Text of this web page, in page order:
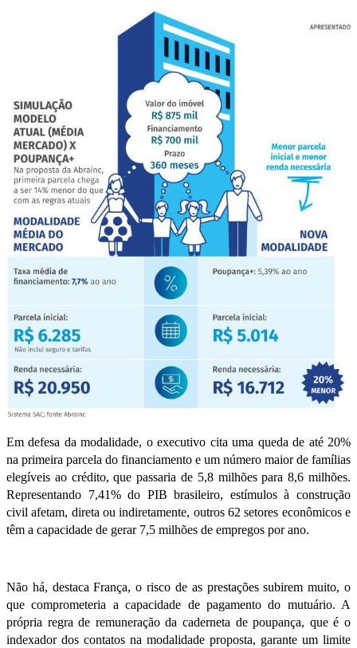
Em defesa da modalidade, o executivo cita uma queda de até 20%
na primeira parcela do financiamento e um número maior de famílias
elegíveis ao crédito, que passaria de 5,8 milhões para 8,6 milhões.
Representando 7,41% do PIB brasileiro, estímulos à construção
civil afetam, direta ou indiretamente, outros 62 setores econômicos e
têm a capacidade de gerar 7,5 milhões de empregos por ano.
Não há, destaca França, o risco de as prestações subirem muito, o
que comprometeria a capacidade de pagamento do mutuário. A
própria regra de remuneração da caderneta de poupança, que é o
indexador dos contatos na modalidade proposta, garante um limite